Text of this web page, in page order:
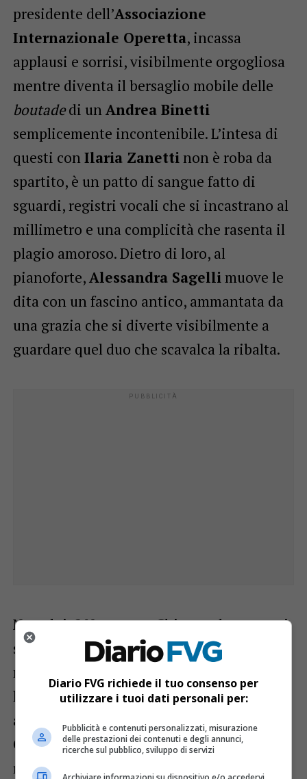
presidente dell’Associazione
Internazionale Operetta, incassa
applausi e sorrisi, visibilmente orgogliosa
mentre diventa il bersaglio mobile delle
boutadedi unAndrea Binetti
semplicemente incontenibile. L’intesa di
questi conIlaria Zanettinon è roba da
spartito, è un patto di sangue fatto di
sguardi, registri vocali che si incastrano al
millimetro e una complicità che rasenta il
plagio amoroso. Dietro di loro, al
pianoforte,Alessandra Sagellimuove le
dita con un fascino antico, ammantata da
una grazia che si diverte visibilmente a
guardare quel duo che scavalca la ribalta.
Nostalgia? No, errore. Chiamatelo, semmai,
senso di appartenenza. Intensa, profonda,
maledettamente attuale. Ronchi richiama
le sue origini austroungariche in lunghi
applausi che sanno di legame mai sopito.
Oltre quattro secoli di impero che
riemergono non come un pianto sul tempo
Diario FVG richiede il tuo consenso per
utilizzare i tuoi dati personali per:
Pubblicità e contenuti personalizzati, misurazione
delle prestazioni dei contenuti e degli annunci,
ricerche sul pubblico, sviluppo di servizi